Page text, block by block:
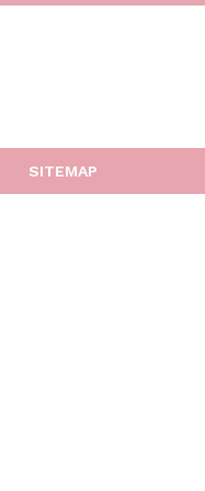
SITEMAP